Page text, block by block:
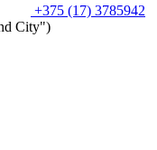
+375 (17) 3785942
City")